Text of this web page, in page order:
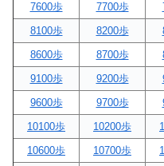
7600歩
7700歩
8100歩
8200歩
8600歩
8700歩
9100歩
9200歩
9600歩
9700歩
10100歩
10200歩
10600歩
10700歩